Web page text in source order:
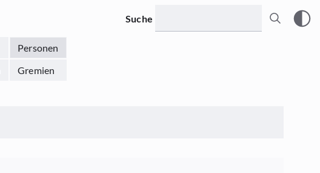
Personen
Gremien
Suche